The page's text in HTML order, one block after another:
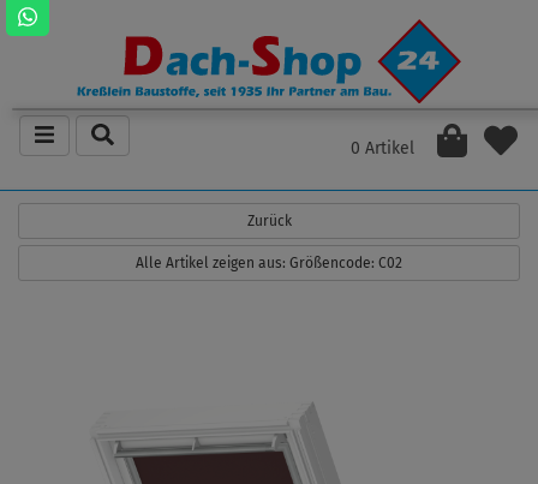
0 Artikel
Zurück
Alle Artikel zeigen aus: Größencode: C02